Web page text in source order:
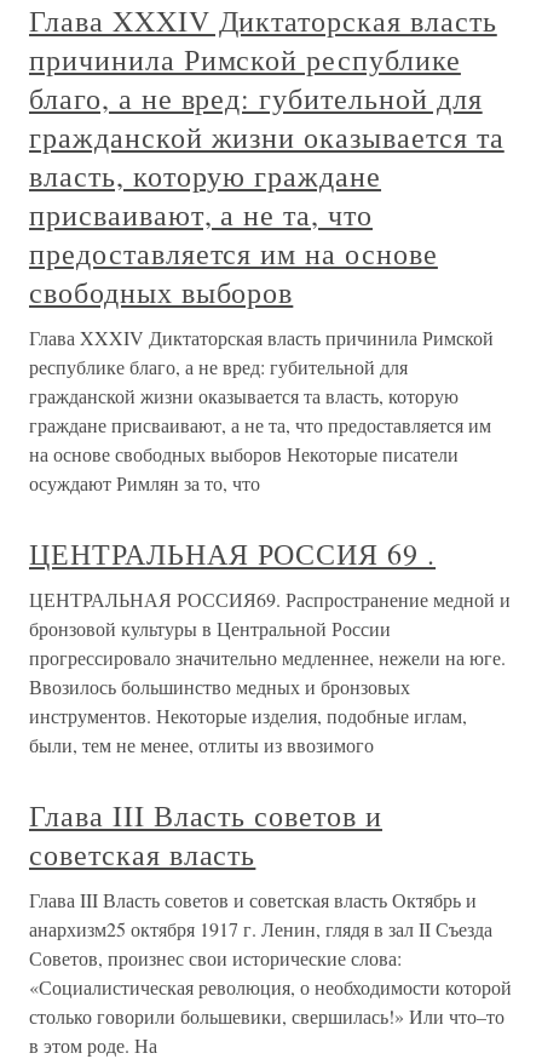
Глава XXXIV Диктаторская власть
причинила Римской республике
благо, а не вред: губительной для
гражданской жизни оказывается та
власть, которую граждане
присваивают, а не та, что
предоставляется им на основе
свободных выборов
Глава XXXIV Диктаторская власть причинила Римской
республике благо, а не вред: губительной для
гражданской жизни оказывается та власть, которую
граждане присваивают, а не та, что предоставляется им
на основе свободных выборов Некоторые писатели
осуждают Римлян за то, что
ЦЕНТРАЛЬНАЯ РОССИЯ 69 .
ЦЕНТРАЛЬНАЯ РОССИЯ69. Распространение медной и
бронзовой культуры в Центральной России
прогрессировало значительно медленнее, нежели на юге.
Ввозилось большинство медных и бронзовых
инструментов. Некоторые изделия, подобные иглам,
были, тем не менее, отлиты из ввозимого
Глава III Власть советов и
советская власть
Глава III Власть советов и советская власть Октябрь и
анархизм25 октября 1917 г. Ленин, глядя в зал II Съезда
Советов, произнес свои исторические слова:
«Социалистическая революция, о необходимости которой
столько говорили большевики, свершилась!» Или что–то
в этом роде. На